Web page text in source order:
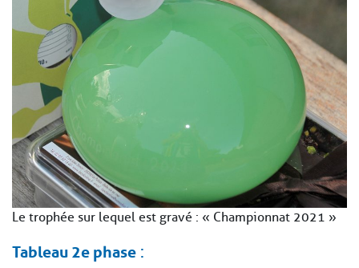
Le trophée sur lequel est gravé : « Championnat 2021 »
Tableau 2e phase :